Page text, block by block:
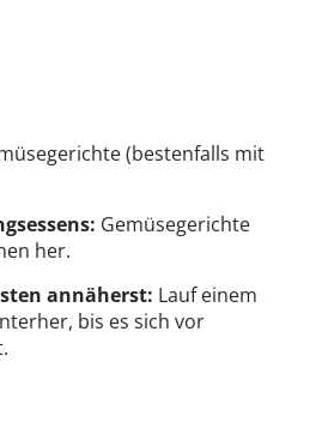
(bestenfalls mit
Gemüsegerichte
her.
annäherst: Lauf einem
bis es sich vor